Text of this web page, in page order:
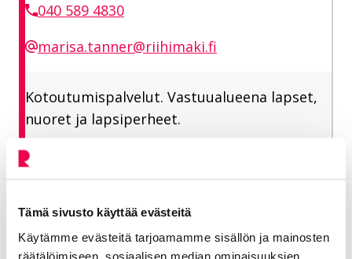
Tämä sivusto käyttää evästeitä
Käytämme evästeitä tarjoamamme sisällön ja mainosten
räätälöimiseen, sosiaalisen median ominaisuuksien
040 589 4830
marisa.tanner@riihimaki.fi
Kotoutumispalvelut. Vastuualueena lapset,
nuoret ja lapsiperheet.
Kategorioiden arkisto: Tiedotteet